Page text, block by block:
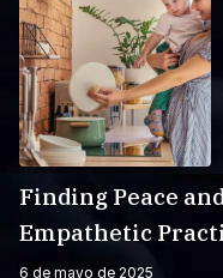
Finding Peace
Empathetic
6 de mayo de 2025